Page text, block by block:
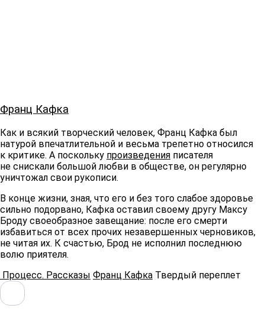
Франц Кафка
Как и всякий творческий человек, Франц Кафка был
натурой впечатлительной и весьма трепетно относился
к критике. А поскольку произведения писателя
не снискали большой любви в обществе, он регулярно
уничтожал свои рукописи.
В конце жизни, зная, что его и без того слабое здоровье
сильно подорвано, Кафка оставил своему другу Максу
Броду своеобразное завещание: после его смерти
избавиться от всех прочих незавершенных черновиков,
не читая их. К счастью, Брод не исполнил последнюю
волю приятеля.
Процесс. Рассказы Франц Кафка Твердый переплет